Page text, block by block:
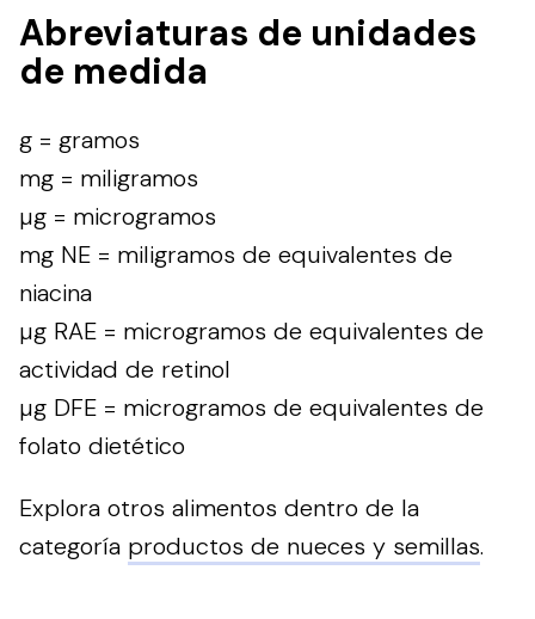
Abreviaturas de unidades
de medida
g = gramos
mg = miligramos
µg = microgramos
mg NE = miligramos de equivalentes de
niacina
µg RAE = microgramos de equivalentes de
actividad de retinol
µg DFE = microgramos de equivalentes de
folato dietético
Explora otros alimentos dentro de la
categoría productos de nueces y semillas.